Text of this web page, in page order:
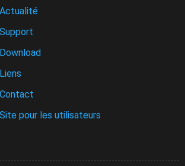
Actualité
Support
Download
Liens
Contact
Site pour les utilisateurs